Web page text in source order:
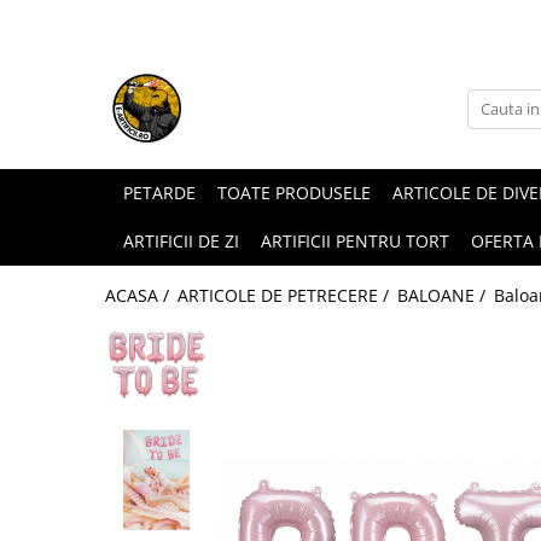
ARTICOLE DE DIVERTISMENT
FUMIGENE COLORATE
Torte de stadion
GENDER REVEAL
Fumigene colorate gender reveal
Artificii gender reveal
Baloane gender reveal
ARTICOLE DE PETRECERE
Artificii de tort
Artificii sparklers
Artificii Tort Engros
PETARDE TOATE PRODUSELE ARTICOLE DE
ARTIFICII DE ZI ARTIFICII PENTRU TORT OFERTA
ACASA / ARTICOLE DE PETRECERE / BALOANE /